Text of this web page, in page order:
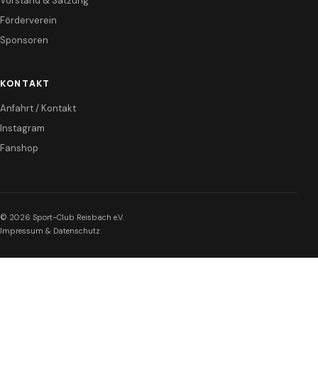
Förderverein
Sponsoren
KONTAKT
Anfahrt / Kontakt
Instagram
Fanshop
© 2026 Sport-Club Reisbach e.V.
Impressum & Datenschutz